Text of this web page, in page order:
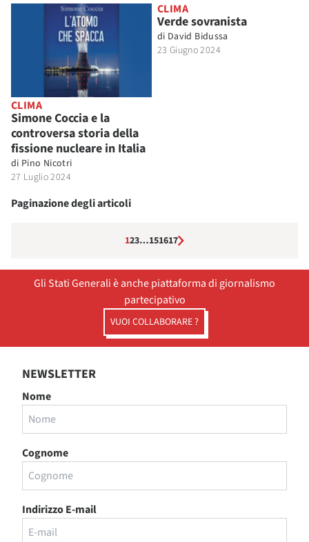
CLIMA
Simone Coccia e la
controversa storia della
fissione nucleare in Italia
di Pino Nicotri
27 Luglio 2024
CLIMA
Verde sovranista
di David Bidussa
23 Giugno 2024
Paginazione degli articoli
123…151617
Gli Stati Generali è anche piattaforma di giornalismo
partecipativo
VUOI COLLABORARE ?
NEWSLETTER
Nome
Cognome
Indirizzo E-mail